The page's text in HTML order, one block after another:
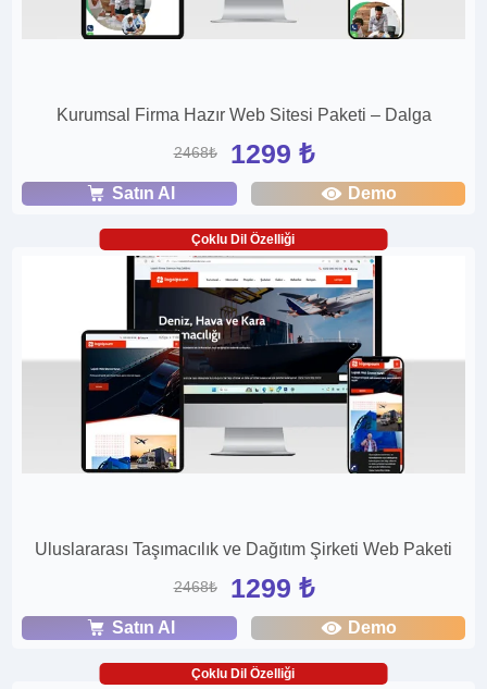
Kurumsal Firma Hazır Web Sitesi Paketi – Dalga
2468₺ 1299 ₺
Satın Al Demo
Çoklu Dil Özelliği
Uluslararası Taşımacılık ve Dağıtım Şirketi Web Paketi
2468₺ 1299 ₺
Satın Al Demo
Çoklu Dil Özelliği